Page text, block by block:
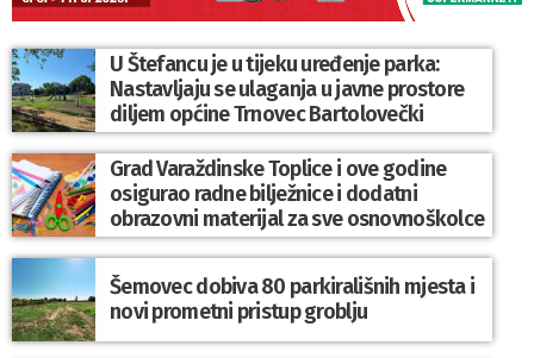
U Štefancu je u tijeku uređenje parka:
Nastavljaju se ulaganja u javne prostore
diljem općine Trnovec Bartolovečki
Grad Varaždinske Toplice i ove godine
osigurao radne bilježnice i dodatni
obrazovni materijal za sve osnovnoškolce
Šemovec dobiva 80 parkirališnih mjesta i
novi prometni pristup groblju